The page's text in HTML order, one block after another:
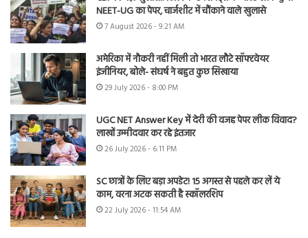
NEET-UG का पेपर, चार्जशीट में चौंकाने वाले खुलासे
7 August 2026 - 9:21 AM
अमेरिका में नौकरी नहीं मिली तो भारत लौटे सॉफ्टवेयर
इंजीनियर, बोले- संघर्ष ने बहुत कुछ सिखाया
29 July 2026 - 8:00 PM
UGC NET Answer Key में देरी की वजह पेपर लीक विवाद?
लाखों उम्मीदवार कर रहे इंतजार
26 July 2026 - 6:11 PM
SC छात्रों के लिए बड़ा अपडेट! 15 अगस्त से पहले कर लें ये
काम, वरना अटक सकती है स्कॉलरशिप
22 July 2026 - 11:54 AM